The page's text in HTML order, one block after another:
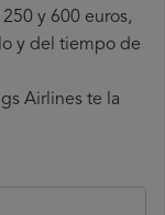
y 600 euros,
y del tiempo de
Airlines te la